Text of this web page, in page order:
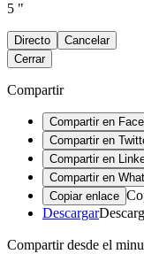
5 "
Directo
Cancelar
Cerrar
Compartir
Compartir en
Compartir en
Compartir en
Compartir en
Copiar enlace
Descargar
Compartir desde el